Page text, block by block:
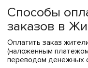
Способы
заказов в
Оплатить заказ
(наложенным
переводом денежных